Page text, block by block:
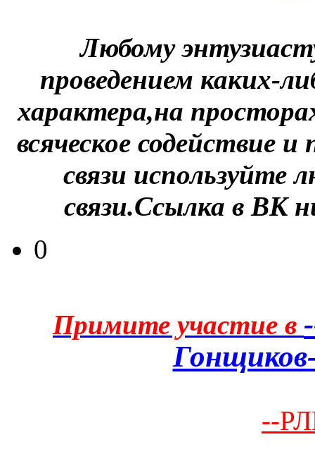
Любому
проведением каких-
характера,на
всяческое содействие
связи используйте
связи.Ссылка в ВК
0
Примите участие в
--